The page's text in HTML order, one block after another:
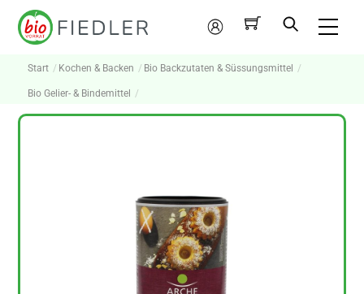
Skip
Mein
Konto
Start Kochen & Backen Bio Backzutaten & Süssungsmittel
Bio Gelier- & Bindemittel